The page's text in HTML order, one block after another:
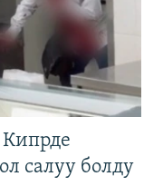
салуу болду